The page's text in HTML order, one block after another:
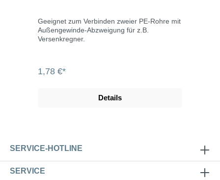
Geeignet zum Verbinden zweier PE-Rohre mit
Außengewinde-Abzweigung für z.B.
Versenkregner.
1,78 €*
Details
SERVICE-HOTLINE
SERVICE